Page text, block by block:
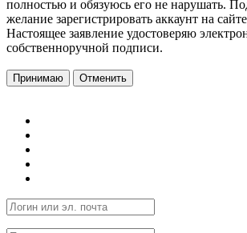
полностью и обязуюсь его не нарушать.
желание зарегистрировать аккаунт на
Настоящее заявление удостоверяю
собственноручной подписи.
Принимаю Отменить